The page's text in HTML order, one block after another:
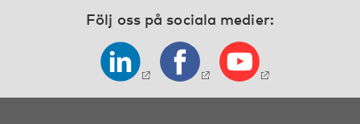
Följ oss på sociala medier: